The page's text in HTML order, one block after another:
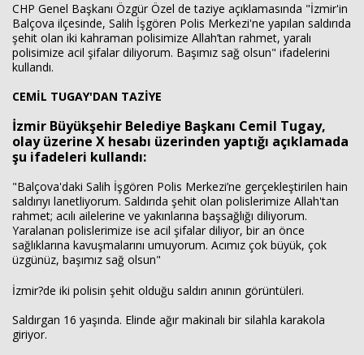
CHP Genel Başkanı Özgür Özel de taziye açıklamasında "İzmir'in
Balçova ilçesinde, Salih İşgören Polis Merkezi'ne yapılan saldırıda
şehit olan iki kahraman polisimize Allah’tan rahmet, yaralı
polisimize acil şifalar diliyorum. Başımız sağ olsun" ifadelerini
kullandı.
CEMİL TUGAY'DAN TAZİYE
İzmir Büyükşehir Belediye Başkanı Cemil Tugay,
olay üzerine X hesabı üzerinden yaptığı açıklamada
şu ifadeleri kullandı:
"Balçova'daki Salih İşgören Polis Merkezi’ne gerçekleştirilen hain
saldırıyı lanetliyorum. Saldırıda şehit olan polislerimize Allah'tan
rahmet; acılı ailelerine ve yakınlarına başsağlığı diliyorum.
Yaralanan polislerimize ise acil şifalar diliyor, bir an önce
sağlıklarına kavuşmalarını umuyorum. Acımız çok büyük, çok
üzgünüz, başımız sağ olsun"
İzmir?de iki polisin şehit olduğu saldırı anının görüntüleri.
Saldırgan 16 yaşında. Elinde ağır makinalı bir silahla karakola
giriyor.